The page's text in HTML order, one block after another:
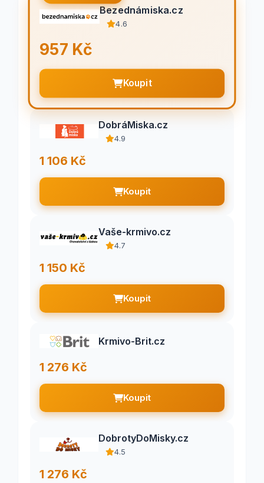
Bezednámiska.cz
4.6
957 Kč
Koupit
DobráMiska.cz
4.9
1 106 Kč
Koupit
Vaše-krmivo.cz
4.7
1 150 Kč
Koupit
Krmivo-Brit.cz
1 276 Kč
Koupit
DobrotyDoMisky.cz
4.5
1 276 Kč